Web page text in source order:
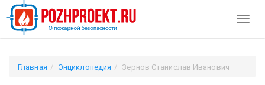
Главная Энциклопедия Зернов Станислав Иванович